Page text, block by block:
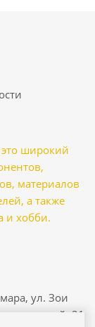
это широкий
материалов
а также
и хобби.
ул. Зои
21